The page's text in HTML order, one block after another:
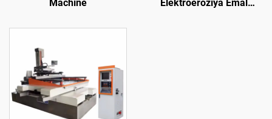
Machine
Elektroeroziya Emal